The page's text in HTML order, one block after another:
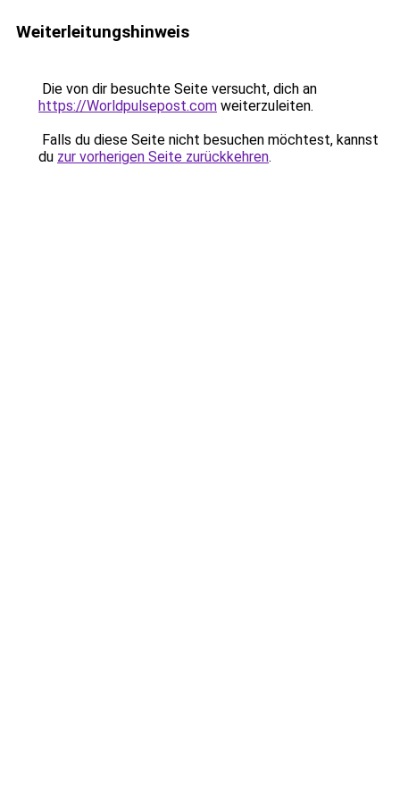
Weiterleitungshinweis
Die von dir besuchte Seite versucht, dich an
https://Worldpulsepost.com weiterzuleiten.
Falls du diese Seite nicht besuchen möchtest, kannst
du zur vorherigen Seite zurückkehren.